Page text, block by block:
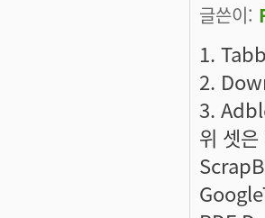
글쓴이:
1.
2.
3.
위 셋